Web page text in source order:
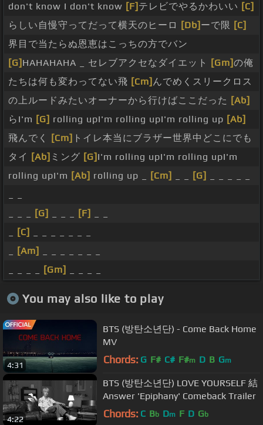
don't know I don't know [F] テレビでやるかわいい [C]
らしい自慢守ってだって横天のヒーロ
[Db] ーで限 [C]
界目で当たらぬ恩恵はこっちの方でバン
[G] HAHAHAHA _ セレブアクセなダイエット [Gm]の俺
たちは何も変わってない飛 [Cm] んでめくスリークロス
の上ルードみたいオーナーから行けばここだった [Ab]
らI'm [G] rolling upI'm rolling upI'm rolling up [Ab]
飛んでく
[Cm] トイレ本当にブラザー世界中どこにでも
タイ
[Ab] ミング [G] I'm rolling upI'm rolling upI'm
rolling upI'm [Ab] rolling up _ [Cm] [G]
[G] [F]
[C]
[Am]
[Gm]
You may also like to play
4:31
BTS (방탄소년단) - Come Back Home
MV
Chords: G F# C# F#m D B Gm
4:22
BTS (방탄소년단) LOVE YOURSELF 結
Answer 'Epiphany' Comeback Trailer
Chords: C Bb Dm F D Gb